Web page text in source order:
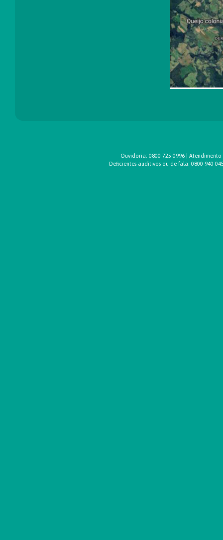
Ouvidoria: 0800 725 0996 |
Deﬁcientes auditivos ou de fala: 0800 940